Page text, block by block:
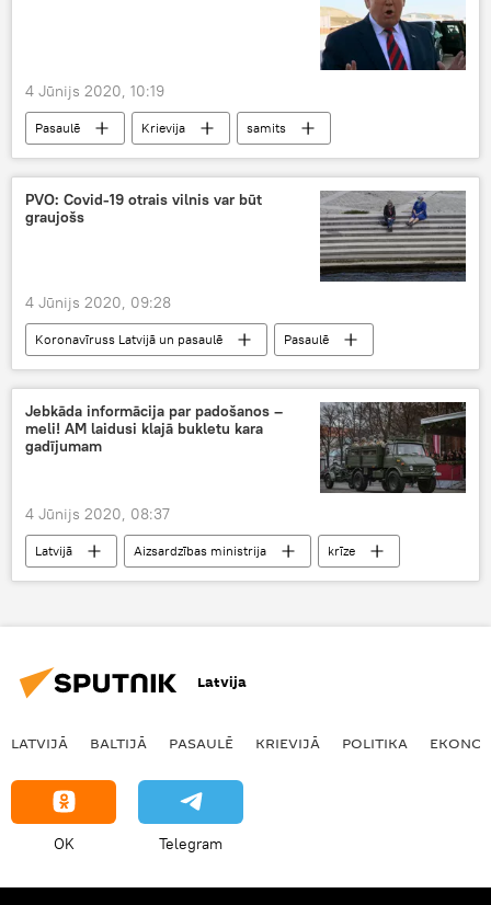
4 Jūnijs 2020, 10:19
Pasaulē Krievija
samits
Donalds Tramps
PVO: Covid-19 otrais vilnis var būt
graujošs
4 Jūnijs 2020, 09:28
Koronavīruss Latvijā un pasaulē
Pasaulē
Pasaules Veselības organizācija
koronavīruss
Jebkāda informācija par padošanos –
meli! AM laidusi klajā bukletu kara
gadījumam
4 Jūnijs 2020, 08:37
Latvijā Aizsardzības ministrija krīze
Latvija
LATVIJĀ BALTIJĀ PASAULĒ KRIEVIJĀ POLITIKA
OK Telegram